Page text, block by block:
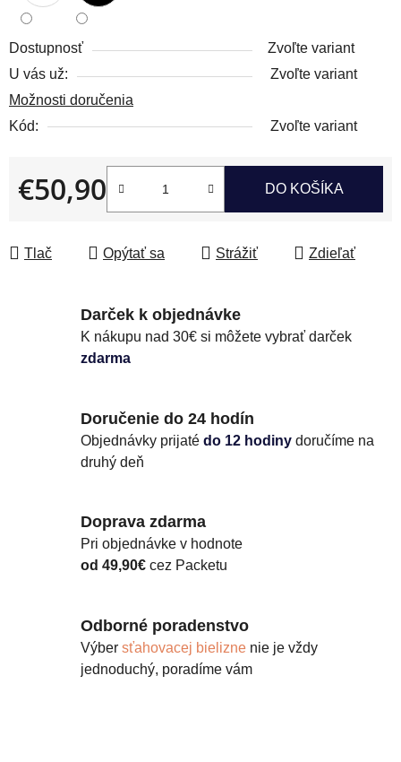
Dostupnosť
Zvoľte variant
U vás už:
Zvoľte variant
Možnosti doručenia
Kód:
Zvoľte variant
€50,90
Jednotková cena:
DO KOŠÍKA
Tlač Opýtať sa Strážiť Zdieľať
Darček k objednávke
K nákupu nad 30€ si môžete vybrať darček
zdarma
Doručenie do 24 hodín
Objednávky prijaté do 12 hodiny doručíme na
druhý deň
Doprava zdarma
Pri objednávke v hodnote
od 49,90€ cez Packetu
Odborné poradenstvo
Výber sťahovacej bielizne nie je vždy
jednoduchý, poradíme vám